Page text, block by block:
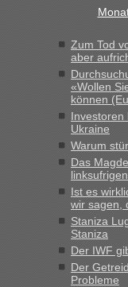
Zum Tod
aber
«Wollen
können
Investoren
Ukraine
Warum
Das
Ist es
wir sagen,
Staniza
Staniza
Der IWF
Der
Probleme